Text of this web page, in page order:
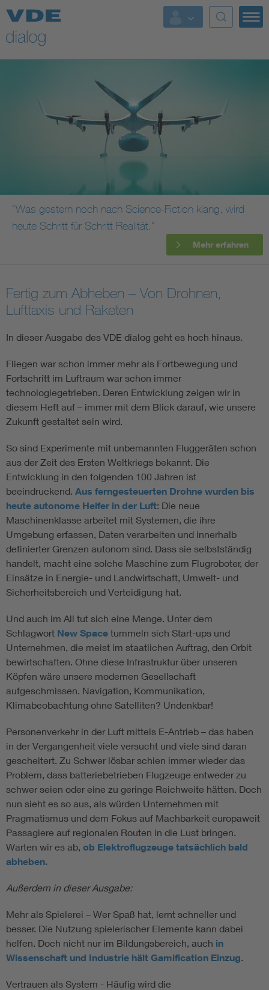
"Was gestern noch nach Science-Fiction klang, wird
heute Schritt für Schritt Realität."
Mehr erfahren
Fertig zum Abheben – Von Drohnen,
Lufttaxis und Raketen
In dieser Ausgabe des VDE dialog geht es hoch hinaus.
Fliegen war schon immer mehr als Fortbewegung und
Fortschritt im Luftraum war schon immer
technologiegetrieben. Deren Entwicklung zeigen wir in
diesem Heft auf – immer mit dem Blick darauf, wie unsere
Zukunft gestaltet sein wird.
So sind Experimente mit unbemannten Fluggeräten schon
aus der Zeit des Ersten Weltkriegs bekannt. Die
Entwicklung in den folgenden 100 Jahren ist
beeindruckend. Aus ferngesteuerten Drohne wurden bis
heute autonome Helfer in der Luft: Die neue
Maschinenklasse arbeitet mit Systemen, die ihre
Umgebung erfassen, Daten verarbeiten und innerhalb
definierter Grenzen autonom sind. Dass sie selbstständig
handelt, macht eine solche Maschine zum Flugroboter, der
Einsätze in Energie- und Landwirtschaft, Umwelt- und
Sicherheitsbereich und Verteidigung hat.
Und auch im All tut sich eine Menge. Unter dem
Schlagwort New Space tummeln sich Start-ups und
Unternehmen, die meist im staatlichen Auftrag, den Orbit
bewirtschaften. Ohne diese Infrastruktur über unseren
Köpfen wäre unsere modernen Gesellschaft
aufgeschmissen. Navigation, Kommunikation,
Klimabeobachtung ohne Satelliten? Undenkbar!
Personenverkehr in der Luft mittels E-Antrieb – das haben
in der Vergangenheit viele versucht und viele sind daran
gescheitert. Zu Schwer lösbar schien immer wieder das
Problem, dass batteriebetrieben Flugzeuge entweder zu
schwer seien oder eine zu geringe Reichweite hätten. Doch
nun sieht es so aus, als würden Unternehmen mit
Pragmatismus und dem Fokus auf Machbarkeit europaweit
Passagiere auf regionalen Routen in die Lust bringen.
Warten wir es ab, ob Elektroflugzeuge tatsächlich bald
abheben.
Außerdem in dieser Ausgabe:
Mehr als Spielerei – Wer Spaß hat, lernt schneller und
besser. Die Nutzung spielerischer Elemente kann dabei
helfen. Doch nicht nur im Bildungsbereich, auch in
Wissenschaft und Industrie hält Gamification Einzug.
Vertrauen als System - Häufig wird die